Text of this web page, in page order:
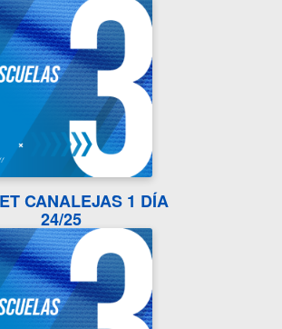
CANALEJAS 1 DÍA
24/25